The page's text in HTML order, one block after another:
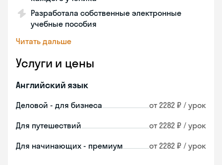
Разработала собственные электронные
учебные пособия
Читать дальше
Услуги и цены
Английский язык
Деловой - для бизнеса от 2282 ₽ / урок
Для путешествий от 2282 ₽ / урок
Для начинающих - премиум от 2282 ₽ / урок